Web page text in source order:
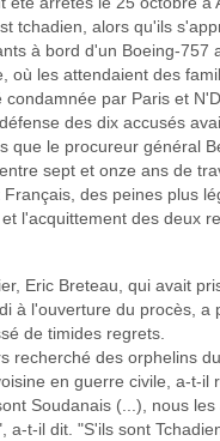
tchadien, alors qu'ils
à bord d'un Boeing-757
où les attendaient des
condamnée par Paris et
des dix accusés
que le procureur général
sept et onze ans de
des peines plus
l'acquittement des deux
Eric Breteau, qui avait
à l'ouverture du procès, a
de timides regrets.
recherché des orphelins
en guerre civile, a-t-il
Soudanais (...), nous
a-t-il dit. "S'ils sont